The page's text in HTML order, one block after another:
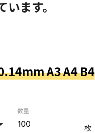
ます。
A3 A4 B4
数量
枚